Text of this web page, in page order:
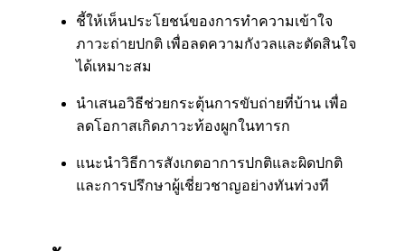
ชี้ให้เห็นประโยชน์ของการทำความเข้าใจ
ภาวะถ่ายปกติ เพื่อลดความกังวลและตัดสินใจ
ได้เหมาะสม
นำเสนอวิธีช่วยกระตุ้นการขับถ่ายที่บ้าน เพื่อ
ลดโอกาสเกิดภาวะท้องผูกในทารก
แนะนำวิธีการสังเกตอาการปกติและผิดปกติ
และการปรึกษาผู้เชี่ยวชาญอย่างทันท่วงที